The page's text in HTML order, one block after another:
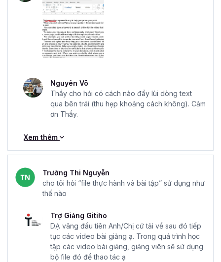
Nguyên Võ
Thầy cho hỏi có cách nào đẩy lùi dòng text
qua bên trái (thu hẹp khoảng cách không). Cảm
ơn Thầy.
Xem thêm
Trường Thi Nguyễn
cho tôi hỏi “file thực hành và bài tập” sử dụng như
thế nào
Trợ Giảng Gitiho
DẠ vâng đầu tiên Anh/Chị cứ tải về sau đó tiếp
tục các video bài giảng ạ. Trong quá trình học
tập các video bài giảng, giảng viên sẽ sử dụng
bộ file đó để thao tác ạ